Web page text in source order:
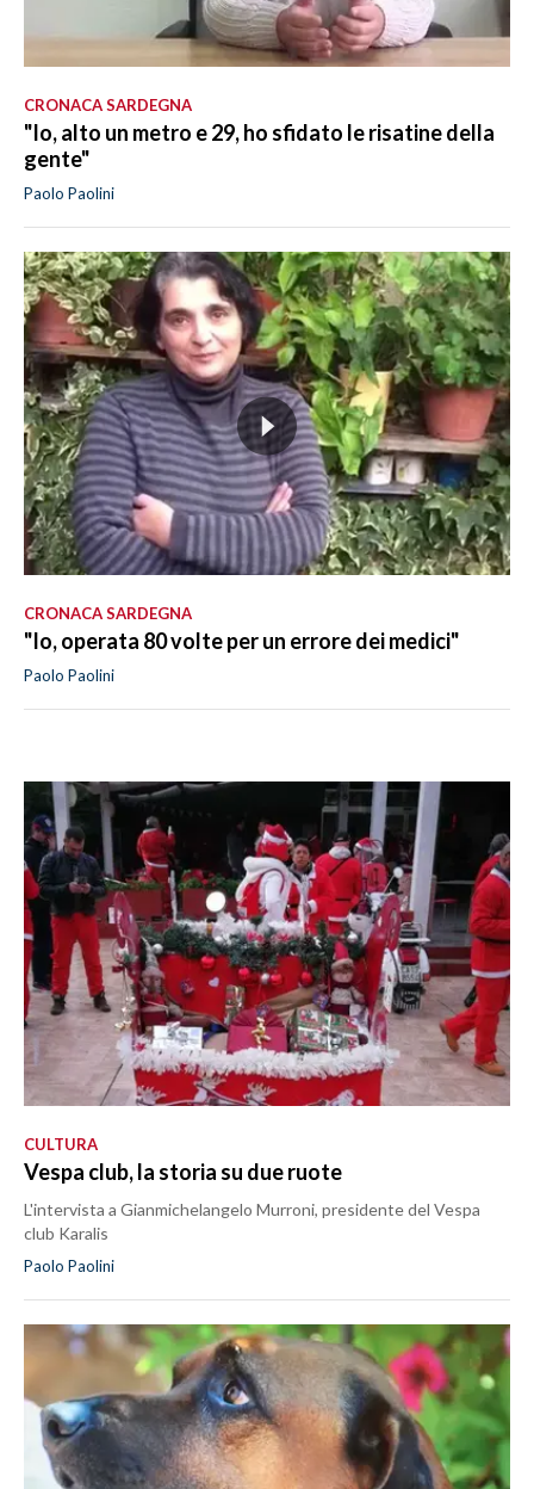
CRONACA SARDEGNA
"Io, alto un metro e 29, ho sfidato le risatine della
gente"
Paolo Paolini
CRONACA SARDEGNA
"Io, operata 80 volte per un errore dei medici"
Paolo Paolini
CULTURA
Vespa club, la storia su due ruote
L'intervista a Gianmichelangelo Murroni, presidente del Vespa
club Karalis
Paolo Paolini